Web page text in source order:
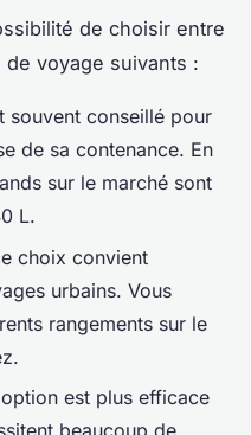
de choisir entre
voyage suivants :
souvent conseillé pour
de sa contenance. En
sur le marché sont
L.
choix convient
urbains. Vous
rangements sur le
est plus efficace